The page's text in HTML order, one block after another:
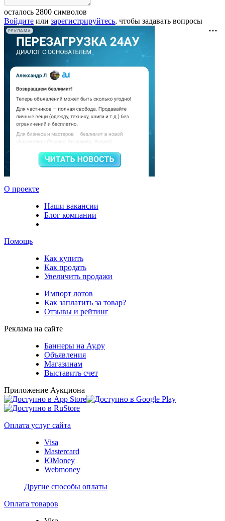
осталось 2800 символов
Войдите или зарегистрируйтесь, чтобы задавать вопросы
РЕКЛАМА
О проекте
Наши вакансии
Блог компании
Помощь
Как купить
Как продать
Увеличить продажи
Импорт лотов
Как заплатить за товар?
Отзывы и рейтинг
Реклама на сайте
Баннеры на Ау.ру
Объявления
Магазинам
Выставить счет
Приложение Аукциона
Оплата услуг сайта
Visa
Mastercard
ЮMoney
Webmoney
Другие способы оплаты
Оплата товаров